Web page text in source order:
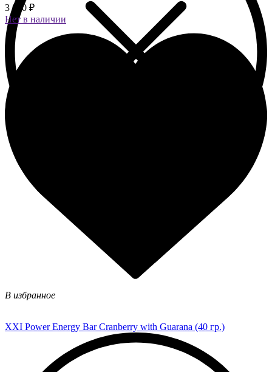
3 090 ₽
Нет в наличии
В избранное
XXI Power Energy Bar Cranberry with Guarana (40 гр.)